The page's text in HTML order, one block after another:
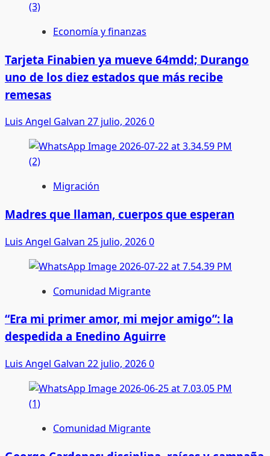
Economía y finanzas
Tarjeta Finabien ya mueve 64mdd; Durango
uno de los diez estados que más recibe
remesas
Luis Angel Galvan 27 julio, 20260
Migración
Madres que llaman, cuerpos que esperan
Luis Angel Galvan 25 julio, 20260
Comunidad Migrante
“Era mi primer amor, mi mejor amigo”: la
despedida a Enedino Aguirre
Luis Angel Galvan 22 julio, 20260
Comunidad Migrante